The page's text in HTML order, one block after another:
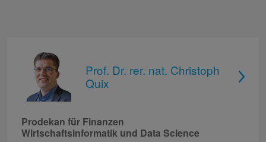
Prof. Dr. rer. nat. Christoph
Quix
Prodekan für Finanzen
Wirtschaftsinformatik und Data Science